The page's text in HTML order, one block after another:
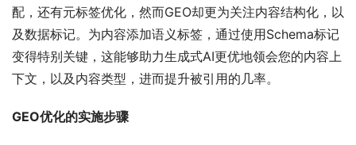
配，还有元标签优化，然而GEO却更为关注内容结构化，以
及数据标记。为内容添加语义标签，通过使用Schema标记
变得特别关键，这能够助力生成式AI更优地领会您的内容上
下文，以及内容类型，进而提升被引用的几率。
GEO优化的实施步骤